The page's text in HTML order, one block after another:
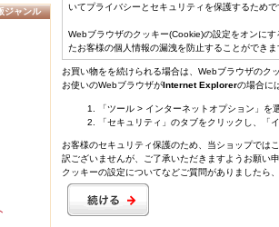
ジャンル
いてプライバシーとセキュリティを保護するためで
Webブラウザのクッキー(Cookie)の設定をオンに
たお客様の個人情報の漏洩を防止することができま
お買い物をを続けられる場合は、Webブラウザのク
お使いのWebブラウザがInternet Explorerの場合に
「ツール > インターネットオプション」を
「セキュリティ」のタブをクリックし、
お客様のセキュリティ保護のため、当ショップでは
訳ございませんが、ご了承いただきますようお願い
クッキーの設定についてなどご質問がありましたら